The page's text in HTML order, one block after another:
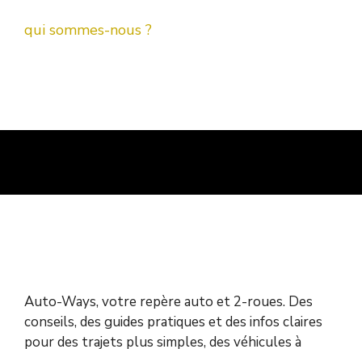
qui sommes-nous ?
Auto-Ways, votre repère auto et 2-roues. Des
conseils, des guides pratiques et des infos claires
pour des trajets plus simples, des véhicules à